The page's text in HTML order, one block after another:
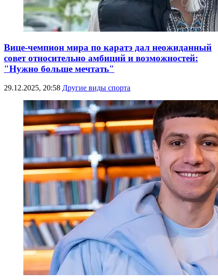
Вице-чемпион мира по каратэ дал неожиданный
совет относительно амбиций и возможностей:
"Нужно больше мечтать"
29.12.2025, 20:58 Другие виды спорта